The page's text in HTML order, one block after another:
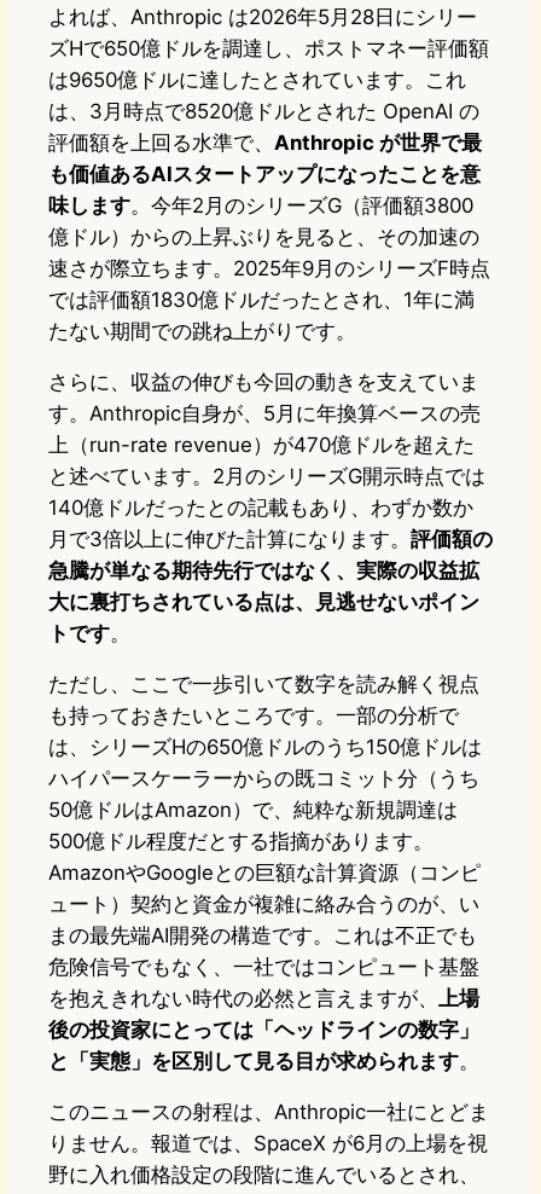
よれば、Anthropic は2026年5月28日にシリー
ズHで650億ドルを調達し、ポストマネー評価額
は9650億ドルに達したとされています。これ
は、3月時点で8520億ドルとされた OpenAI の
評価額を上回る水準で、 Anthropic が世界で最
も価値あるAIスタートアップになったことを意
味します。今年2月のシリーズG（評価額3800
億ドル）からの上昇ぶりを見ると、その加速の
速さが際立ちます。2025年9月のシリーズF時点
では評価額1830億ドルだったとされ、1年に満
たない期間での跳ね上がりです。
さらに、収益の伸びも今回の動きを支えていま
す。Anthropic自身が、5月に年換算ベースの売
上（run-rate revenue）が470億ドルを超えた
と述べています。2月のシリーズG開示時点では
140億ドルだったとの記載もあり、わずか数か
月で3倍以上に伸びた計算になります。 評価額の
急騰が単なる期待先行ではなく、実際の収益拡
大に裏打ちされている点は、見逃せないポイン
トです。
ただし、ここで一歩引いて数字を読み解く視点
も持っておきたいところです。一部の分析で
は、シリーズHの650億ドルのうち150億ドルは
ハイパースケーラーからの既コミット分（うち
50億ドルはAmazon）で、純粋な新規調達は
500億ドル程度だとする指摘があります。
AmazonやGoogleとの巨額な計算資源（コンピ
ュート）契約と資金が複雑に絡み合うのが、い
まの最先端AI開発の構造です。これは不正でも
危険信号でもなく、一社ではコンピュート基盤
を抱えきれない時代の必然と言えますが、 上場
後の投資家にとっては「ヘッドラインの数字」
と「実態」を区別して見る目が求められます。
このニュースの射程は、Anthropic一社にとどま
りません。報道では、SpaceX が6月の上場を視
野に入れ価格設定の段階に進んでいるとされ、